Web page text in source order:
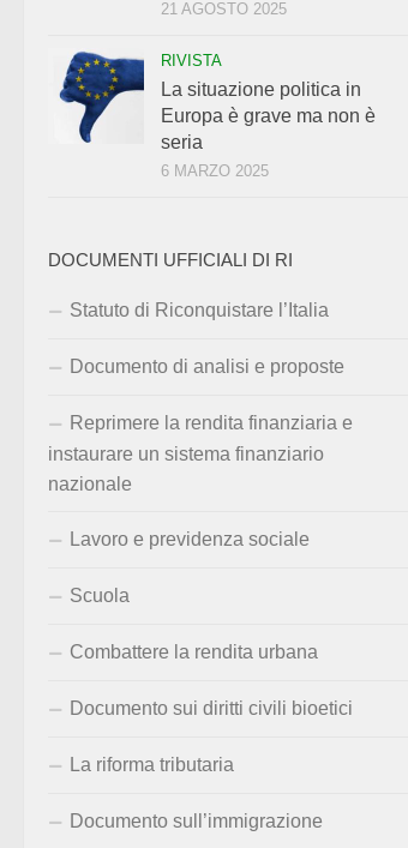
21 AGOSTO 2025
RIVISTA
La situazione politica in
Europa è grave ma non è
seria
6 MARZO 2025
DOCUMENTI UFFICIALI DI RI
Statuto di Riconquistare l’Italia
Documento di analisi e proposte
Reprimere la rendita finanziaria e
instaurare un sistema finanziario
nazionale
Lavoro e previdenza sociale
Scuola
Combattere la rendita urbana
Documento sui diritti civili bioetici
La riforma tributaria
Documento sull’immigrazione